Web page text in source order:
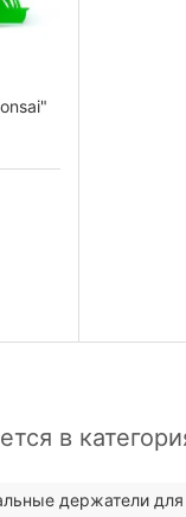
в
держатели для